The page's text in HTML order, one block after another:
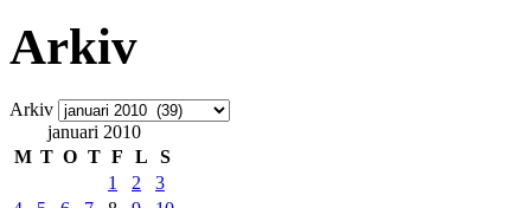
Arkiv
Arkiv
januari 2010
M T O T F L
S
1
2
3